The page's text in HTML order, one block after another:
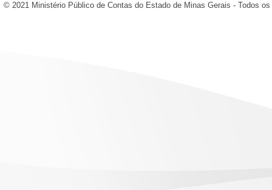
© 2021 Ministério Público de Contas do Estado de Minas Gerais - Todos